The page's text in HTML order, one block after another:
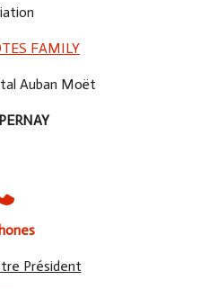
FAMILY
Auban Moët
Président